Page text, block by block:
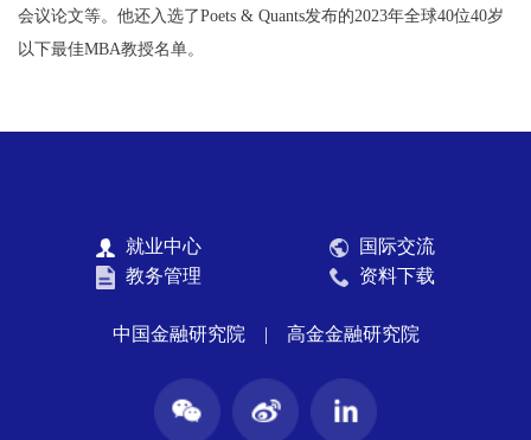
会议论文等。他还入选了Poets & Quants发布的2023年全球40位40岁
以下最佳MBA教授名单。
就业中心
国际交流
教务管理
资料下载
中国金融研究院 | 高金金融研究院